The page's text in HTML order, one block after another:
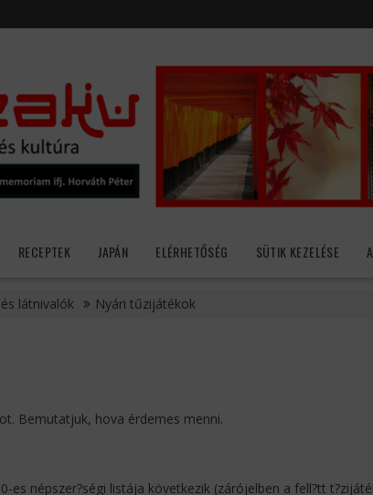
RECEPTEK JAPÁN ELÉRHETŐSÉG SÜTIK KEZELÉSE
látnivalók Nyári tűzijátékok
Bemutatjuk, hova érdemes menni.
es népszer?ségi listája következik (zárójelben a fell?tt